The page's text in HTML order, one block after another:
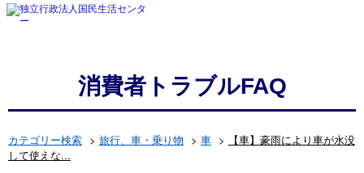
消費者トラブルFAQ
カテゴリー検索 > 旅行、車・乗り物 > 車 >
【車】豪雨により車が水没
して使えな...